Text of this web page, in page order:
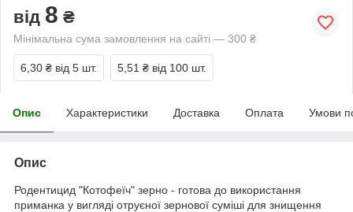
від 8 ₴
Мінімальна сума замовлення на сайті — 300 ₴
6,30 ₴ від 5 шт. 5,51 ₴ від 100 шт.
Опис Характеристики Доставка Оплата Умови
Опис
Родентицид "Котофеїч" зерно - готова до використання
приманка у вигляді отруєної зернової суміші для знищення